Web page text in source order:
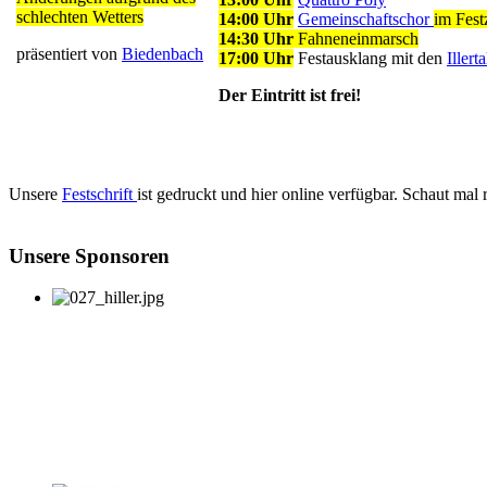
schlechten Wetters
präsentiert von Biedenbach
14:00 Uhr Gemeinschaftschorim
14:30 Uhr Fahneneinmarsch
17:00 Uhr Festausklang mit den
Der Eintritt ist frei!
Unsere Festschrift ist gedruckt und hier online verfügbar. Schaut mal
Unsere Sponsoren